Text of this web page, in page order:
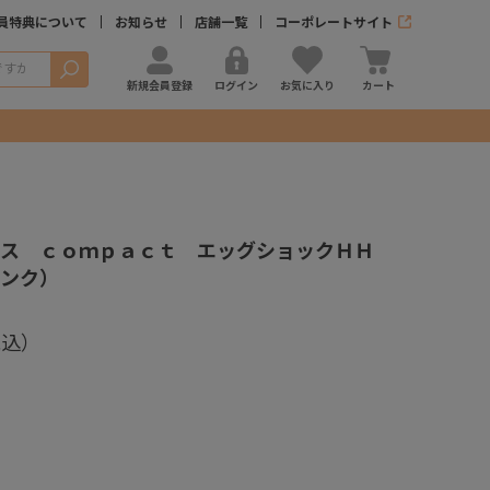
特典について お知らせ 店舗一覧 コーポレートサイト
検索
新規会員登録 ログイン お気に入り カート
ｃｏｍｐａｃｔ エッグショックＨＨ
ク）